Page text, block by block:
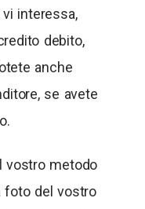
interessa,
debito,
anche
se avete
vostro metodo
foto del vostro